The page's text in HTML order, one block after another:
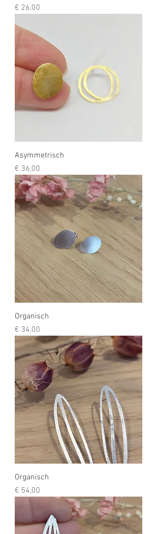
Prijs
€ 26,00
Asymmetrisch
Prijs
€ 36,00
Organisch
Prijs
€ 34,00
Organisch
Prijs
€ 54,00